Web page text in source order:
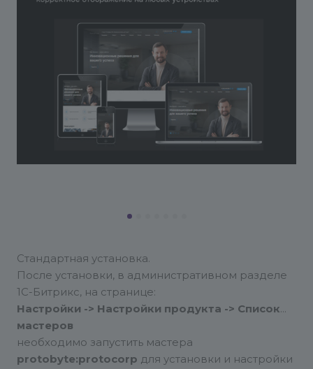
Стандартная установка.
После установки, в административном разделе
1С-Битрикс, на странице:
Настройки -> Настройки продукта -> Список
мастеров
необходимо запустить мастера
protobyte:protocorp для установки и настройки